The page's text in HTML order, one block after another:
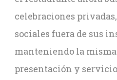
celebraciones
sociales fuera de sus
manteniendo la
presentación y